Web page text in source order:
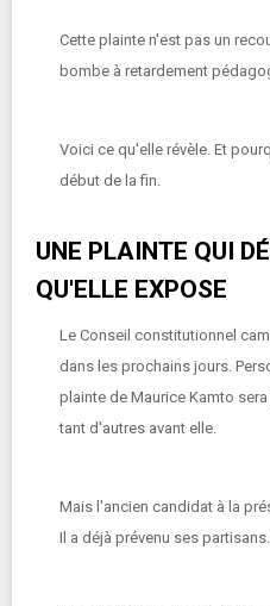
Cette plainte n'est pas un
bombe à retardement
Voici ce qu'elle révèle. Et
début de la fin.
UNE PLAINTE QUI
QU'ELLE EXPOSE
Le Conseil constitutionnel
dans les prochains jours.
plainte de Maurice Kamto
tant d'autres avant elle.
Mais l'ancien candidat à la
Il a déjà prévenu ses